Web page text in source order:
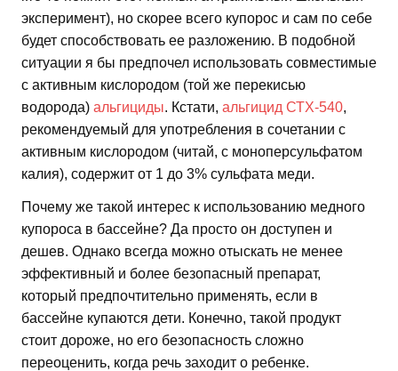
эксперимент), но скорее всего купорос и сам по себе
будет способствовать ее разложению. В подобной
ситуации я бы предпочел использовать совместимые
с активным кислородом (той же перекисью
водорода) альгициды. Кстати, альгицид СТХ-540,
рекомендуемый для употребления в сочетании с
активным кислородом (читай, с моноперсульфатом
калия), содержит от 1 до 3% сульфата меди.
Почему же такой интерес к использованию медного
купороса в бассейне? Да просто он доступен и
дешев. Однако всегда можно отыскать не менее
эффективный и более безопасный препарат,
который предпочтительно применять, если в
бассейне купаются дети. Конечно, такой продукт
стоит дороже, но его безопасность сложно
переоценить, когда речь заходит о ребенке.